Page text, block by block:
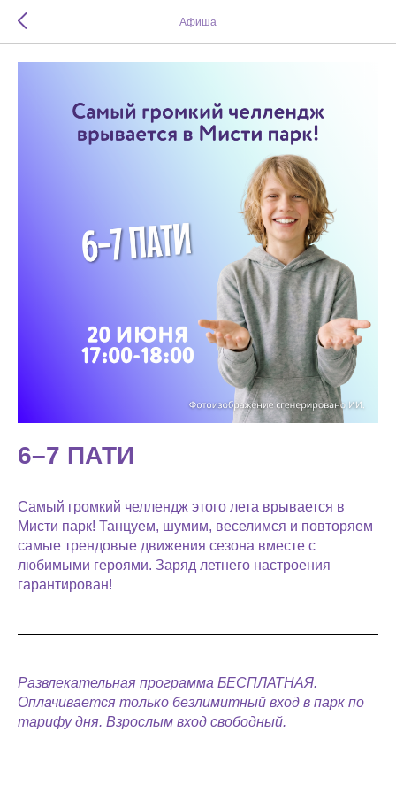
Афиша
6–7 ПАТИ
Самый громкий челлендж этого лета врывается в
Мисти парк! Танцуем, шумим, веселимся и повторяем
самые трендовые движения сезона вместе с
любимыми героями. Заряд летнего настроения
гарантирован!
Развлекательная программа БЕСПЛАТНАЯ.
Оплачивается только безлимитный вход в парк по
тарифу дня. Взрослым вход свободный.